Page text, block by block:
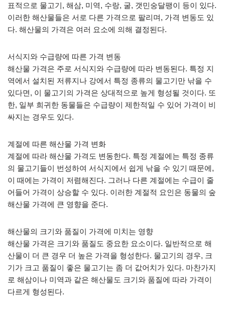
표적으로 물고기, 해삼, 미역, 수랑, 굴, 갯민숭달팽이 등이 있다.
이러한 해산물들은 서로 다른 가격으로 팔리며, 가격 변동도 있
다. 해산물의 가격은 여러 요소에 의해 결정된다.
서식지와 수급량에 따른 가격 변동
해산물 가격은 주로 서식지와 수급량에 따라 변동된다. 특정 지
역에서 설치된 저류지나 강에서 특정 종류의 물고기만 낚을 수
있다면, 이 물고기의 가격은 상대적으로 높게 형성될 것이다. 또
한, 일부 희귀한 동물들은 수급량이 제한적일 수 있어 가격이 비
싸지는 경우도 있다.
계절에 따른 해산물 가격 변화
계절에 따라 해산물 가격도 변동한다. 특정 계절에는 특정 종류
의 물고기들이 번성하여 서식지에서 쉽게 낚을 수 있기 때문에,
이 때에는 가격이 저렴해진다. 그러나 다른 계절에는 수급이 줄
어들어 가격이 상승할 수 있다. 이러한 계절적 요인은 동물의 숲
해산물 가격에 큰 영향을 준다.
해산물의 크기와 품질이 가격에 미치는 영향
해산물 가격은 크기와 품질도 중요한 요소이다. 일반적으로 해
산물이 더 큰 경우 더 높은 가격을 형성한다. 물고기의 경우, 크
기가 크고 품질이 좋은 물고기는 좀 더 값어치가 있다. 마찬가지
로 해삼이나 미역과 같은 해산물도 크기와 품질에 따라 가격이
다르게 형성된다.